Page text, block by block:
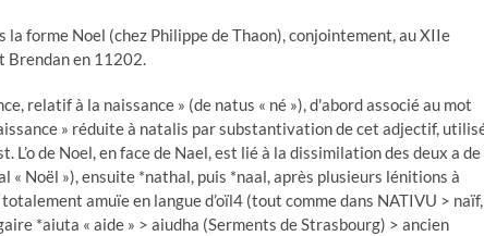
forme Noel (chez Philippe de Thaon), conjointement, au XIIe
Brendan en 11202.
relatif à la naissance » (de natus « né »), d'abord associé au mot
» réduite à natalis par substantivation de cet adjectif,
de Noel, en face de Nael, est lié à la dissimilation des deux a de
« Noël »), ensuite *nathal, puis *naal, après plusieurs lénitions à
amuïe en langue d’oïl4 (tout comme dans NATIVU > naïf,
*aiuta « aide » > aiudha (Serments de Strasbourg) > ancien